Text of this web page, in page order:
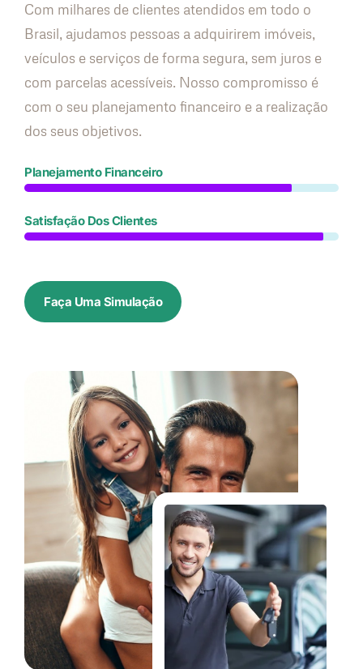
Com milhares de clientes atendidos em todo o
Brasil, ajudamos pessoas a adquirirem imóveis,
veículos e serviços de forma segura, sem juros e
com parcelas acessíveis. Nosso compromisso é
com o seu planejamento financeiro e a realização
dos seus objetivos.
Planejamento Financeiro
Satisfação Dos Clientes
Faça Uma Simulação